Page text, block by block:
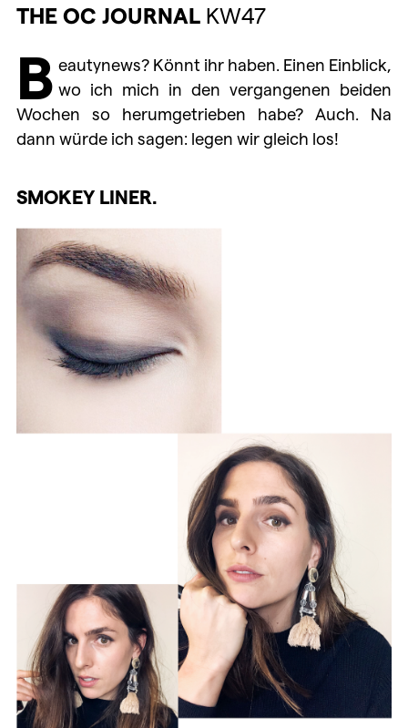
THE OC JOURNAL KW47
B eautynews? Könnt ihr haben. Einen Einblick,
wo ich mich in den vergangenen beiden
Wochen so herumgetrieben habe? Auch. Na
dann würde ich sagen: legen wir gleich los!
SMOKEY LINER.